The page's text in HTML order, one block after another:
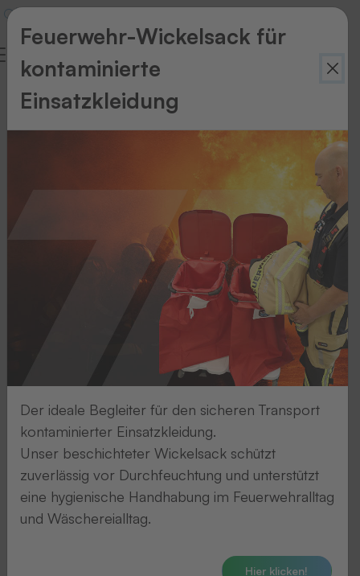
Embleme
mit
komplett
auf
das
aufgepatcht.
UNSERE EMBLEME-NORMEN
Feuerwehr-Wickelsack für
kontaminierte
Einsatzkleidung
Der ideale Begleiter für den sicheren Transport
kontaminierter Einsatzkleidung.
Unser beschichteter Wickelsack schützt
zuverlässig vor Durchfeuchtung und unterstützt
eine hygienische Handhabung im Feuerwehralltag
und Wäschereialltag.
Hier klicken!